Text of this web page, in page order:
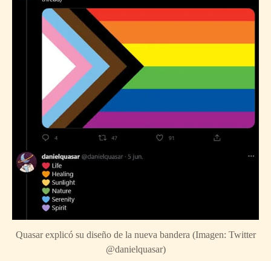
Quasar explicó su diseño de la nueva bandera (Imagen: Twitter
@danielquasar)